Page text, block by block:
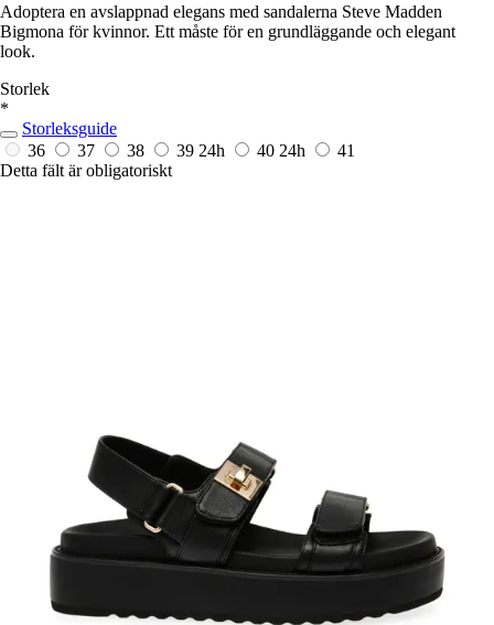
Adoptera en avslappnad elegans med sandalerna Steve Madden
Bigmona för kvinnor. Ett måste för en grundläggande och elegant
look.
Storlek
*
Storleksguide
36
37 38 39 24h 40 24h
41
Detta fält är obligatoriskt